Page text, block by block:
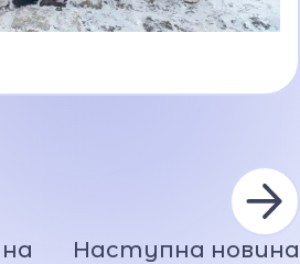
Наступна новина